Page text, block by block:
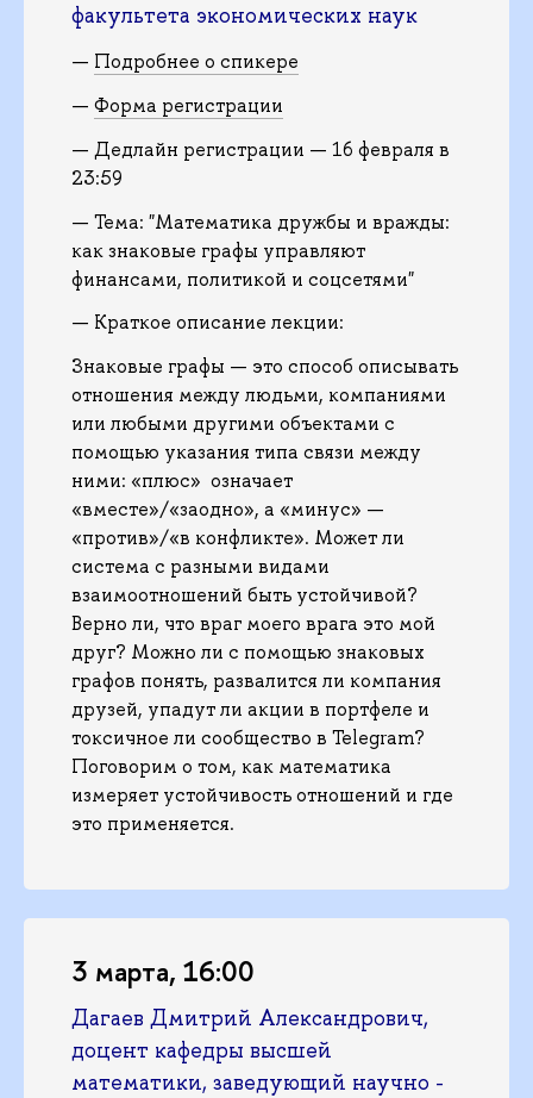
факультета экономических наук
— Подробнее о спикере
— Форма регистрации
— Дедлайн регистрации — 16 февраля в
23:59
— Тема: "Математика дружбы и вражды:
как знаковые графы управляют
финансами, политикой и соцсетями"
— Краткое описание лекции:
Знаковые графы — это способ описывать
отношения между людьми, компаниями
или любыми другими объектами с
помощью указания типа связи между
ними: «плюс» означает
«вместе»/«заодно», а «минус» —
«против»/«в конфликте». Может ли
система с разными видами
взаимоотношений быть устойчивой?
Верно ли, что враг моего врага это мой
друг? Можно ли с помощью знаковых
графов понять, развалится ли компания
друзей, упадут ли акции в портфеле и
токсичное ли сообщество в Telegram?
Поговорим о том, как математика
измеряет устойчивость отношений и где
это применяется.
3 марта, 16:00
Дагаев Дмитрий Александрович,
доцент кафедры высшей
математики, заведующий научно -